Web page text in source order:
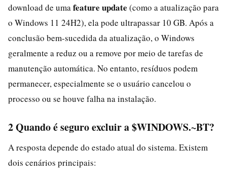
download de uma feature update (como a atualização para
o Windows 11 24H2), ela pode ultrapassar 10 GB. Após a
conclusão bem-sucedida da atualização, o Windows
geralmente a reduz ou a remove por meio de tarefas de
manutenção automática. No entanto, resíduos podem
permanecer, especialmente se o usuário cancelou o
processo ou se houve falha na instalação.
2 Quando é seguro excluir a $WINDOWS.~BT?
A resposta depende do estado atual do sistema. Existem
dois cenários principais: